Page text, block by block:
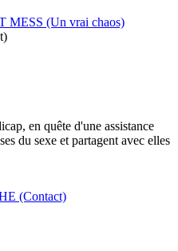
MESS (Un vrai chaos)
en quête d'une assistance
du sexe et partagent avec elles
(Contact)